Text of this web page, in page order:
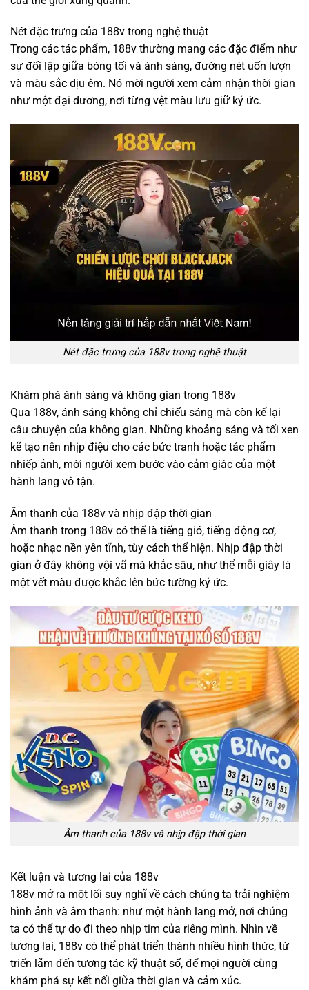
Nét đặc trưng của 188v trong nghệ thuật
Trong các tác phẩm, 188v thường mang các đặc điểm như
sự đối lập giữa bóng tối và ánh sáng, đường nét uốn lượn
và màu sắc dịu êm. Nó mời người xem cảm nhận thời gian
như một đại dương, nơi từng vệt màu lưu giữ ký ức.
Nét đặc trưng của 188v trong nghệ thuật
Khám phá ánh sáng và không gian trong 188v
Qua 188v, ánh sáng không chỉ chiếu sáng mà còn kể lại
câu chuyện của không gian. Những khoảng sáng và tối xen
kẽ tạo nên nhịp điệu cho các bức tranh hoặc tác phẩm
nhiếp ảnh, mời người xem bước vào cảm giác của một
hành lang vô tận.
Âm thanh của 188v và nhịp đập thời gian
Âm thanh trong 188v có thể là tiếng gió, tiếng động cơ,
hoặc nhạc nền yên tĩnh, tùy cách thể hiện. Nhịp đập thời
gian ở đây không vội vã mà khắc sâu, như thể mỗi giây là
một vết màu được khắc lên bức tường ký ức.
Âm thanh của 188v và nhịp đập thời gian
Kết luận và tương lai của 188v
188v mở ra một lối suy nghĩ về cách chúng ta trải nghiệm
hình ảnh và âm thanh: như một hành lang mở, nơi chúng
ta có thể tự do đi theo nhịp tim của riêng mình. Nhìn về
tương lai, 188v có thể phát triển thành nhiều hình thức, từ
triển lãm đến tương tác kỹ thuật số, để mọi người cùng
khám phá sự kết nối giữa thời gian và cảm xúc.